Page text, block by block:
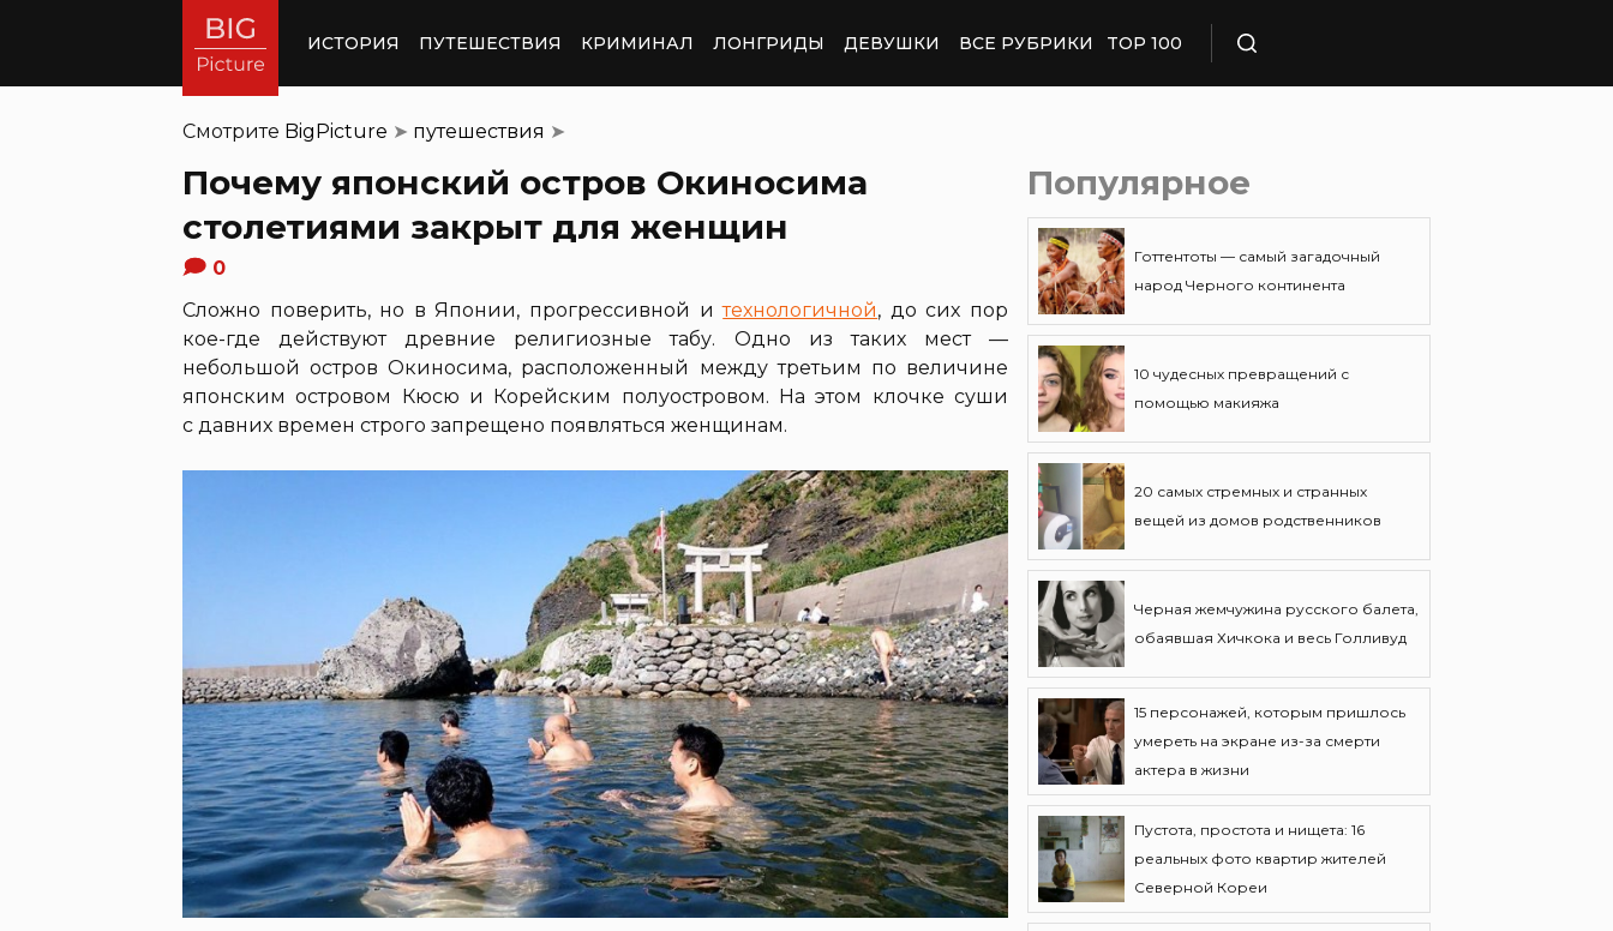
ИСТОРИЯ ПУТЕШЕСТВИЯ КРИМИНАЛ ЛОНГРИДЫ ДЕВУШКИ ВСЕ РУБРИКИ TOP 100
Смотрите BigPicture ➤ путешествия ➤
Почему японский остров Окиносима
столетиями закрыт для женщин
0
Сложно поверить, но в Японии, прогрессивной итехнологичной, до сих пор
кое-где действуют древние религиозные табу. Одно из таких мест —
небольшой остров Окиносима, расположенный между третьим по величине
японским островом Кюсю и Корейским полуостровом. На этом клочке суши
с давних времен строго запрещено появляться женщинам.
Популярное
Готтентоты — самый загадочный
народ Черного континента
10 чудесных превращений с
помощью макияжа
20 самых стремных и странных
вещей из домов родственников
Черная жемчужина русского балета,
обаявшая Хичкока и весь Голливуд
15 персонажей, которым пришлось
умереть на экране из-за смерти
актера в жизни
Пустота, простота и нищета: 16
реальных фото квартир жителей
Северной Кореи